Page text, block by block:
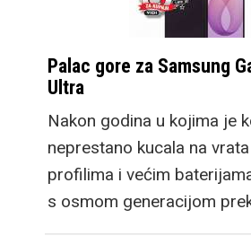
Palac gore za Samsung
Ultra
Nakon godina u kojima je
neprestano kucala na
profilima i većim
s osmom generacijom